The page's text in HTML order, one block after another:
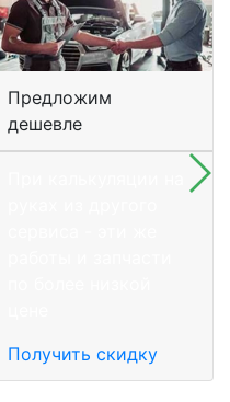
Предложим
дешевле
Получить скидку